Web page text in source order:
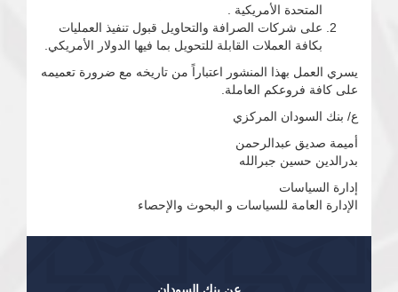
المتحدة الأمريكية .
على شركات الصرافة والتحاويل قبول تنفيذ العمليات
بكافة العملات القابلة للتحويل بما فيها الدولار الأمريكي.
يسري العمل بهذا المنشور اعتباراً من تاريخه مع ضرورة تعميمه
على كافة فروعكم العاملة.
ع/ بنك السودان المركزي
أميمة صديق عبدالرحمن
بدرالدين حسين جبرالله
إدارة السياسات
الإدارة العامة للسياسات و البحوث والإحصاء